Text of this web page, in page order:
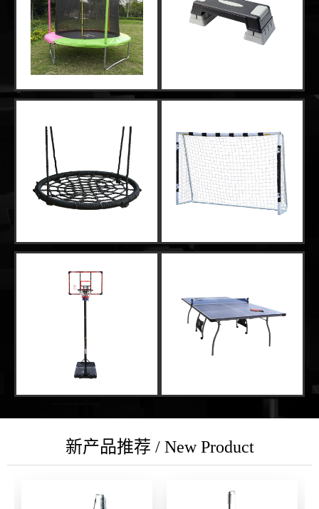
新产品推荐 / New Product